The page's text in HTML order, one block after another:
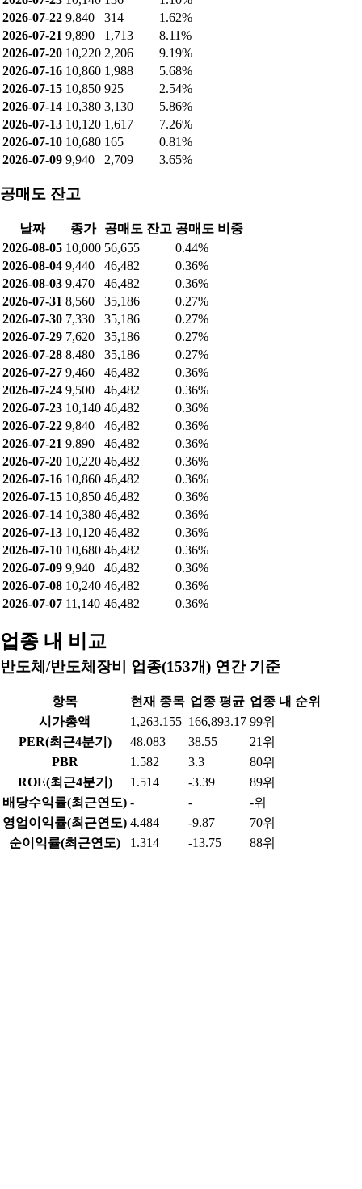
2026-07-22 9,840 314
1.62%
2026-07-21 9,890 1,713
8.11%
2026-07-20 10,220 2,206
9.19%
2026-07-16 10,860 1,988
5.68%
2026-07-15 10,850 925
2.54%
2026-07-14 10,380 3,130
5.86%
2026-07-13 10,120 1,617
7.26%
2026-07-10 10,680 165
0.81%
2026-07-09 9,940 2,709 3.65%
공매도 잔고
날짜 종가 공매도 잔고 공매도 비중
2026-08-05 10,000 56,655
0.44%
2026-08-04 9,440 46,482
0.36%
2026-08-03 9,470 46,482
0.36%
2026-07-31 8,560 35,186
0.27%
2026-07-30 7,330 35,186
0.27%
2026-07-29 7,620 35,186
0.27%
2026-07-28 8,480 35,186
0.27%
2026-07-27 9,460 46,482
0.36%
2026-07-24 9,500 46,482
0.36%
2026-07-23 10,140 46,482
0.36%
2026-07-22 9,840 46,482
0.36%
2026-07-21 9,890 46,482
0.36%
2026-07-20 10,220 46,482
0.36%
2026-07-16 10,860 46,482
0.36%
2026-07-15 10,850 46,482
0.36%
2026-07-14 10,380 46,482
0.36%
2026-07-13 10,120 46,482
0.36%
2026-07-10 10,680 46,482
0.36%
2026-07-09 9,940 46,482
0.36%
2026-07-08 10,240 46,482
0.36%
2026-07-07 11,140 46,482 0.36%
업종 내 비교
반도체/반도체장비 업종(153개) 연간 기준
항목 현재 종목 업종 평균 업종 내 순위
시가총액
1,263.155 166,893.17 99위
PER(최근4분기)
48.083 38.55
21위
PBR
1.582 3.3
80위
ROE(최근4분기)
1.514 -3.39
89위
배당수익률(최근연도) - -
-위
영업이익률(최근연도) 4.484 -9.87
70위
순이익률(최근연도)
1.314 -13.75
88위